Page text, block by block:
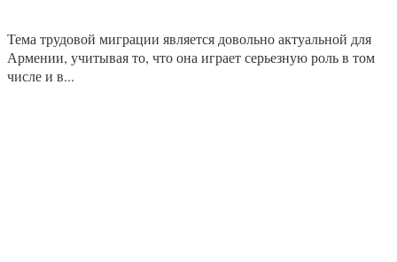
Тема трудовой миграции является довольно актуальной для
Армении, учитывая то, что она играет серьезную роль в том
числе и в...